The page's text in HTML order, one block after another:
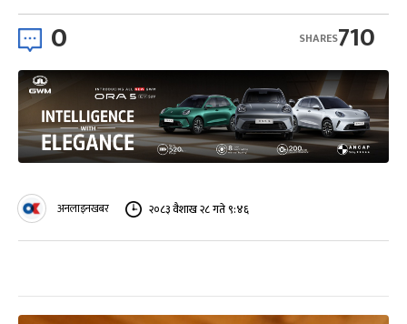
0 710
SHARES
अनलाइनखबर २०८३ वैशाख २८ गते ९:४६